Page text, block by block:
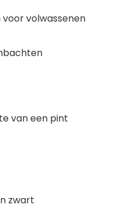
volwassenen
van een pint
zwart